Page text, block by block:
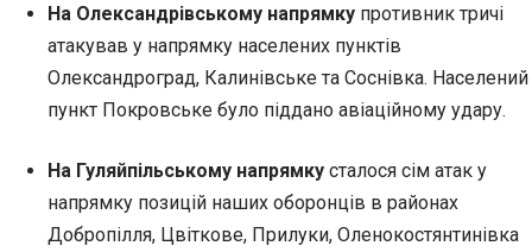
На Олександрівському напрямку противник тричі
атакував у напрямку населених пунктів
Олександроград, Калинівське та Соснівка. Населений
пункт Покровське було піддано авіаційному удару.
На Гуляйпільському напрямку сталося сім атак у
напрямку позицій наших оборонців в районах
Добропілля, Цвіткове, Прилуки, Оленокостянтинівка